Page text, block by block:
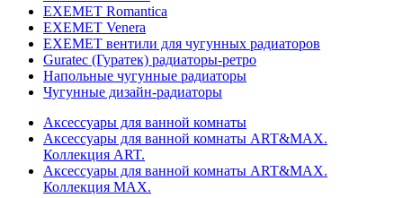
EXEMET Romantica
EXEMET Venera
EXEMET вентили для чугунных радиаторов
Guratec (Гуратек) радиаторы-ретро
Напольные чугунные радиаторы
Чугунные дизайн-радиаторы
Аксессуары для ванной комнаты
Аксессуары для ванной комнаты ART&MAX.
Коллекция ART.
Аксессуары для ванной комнаты ART&MAX.
Коллекция MAX.